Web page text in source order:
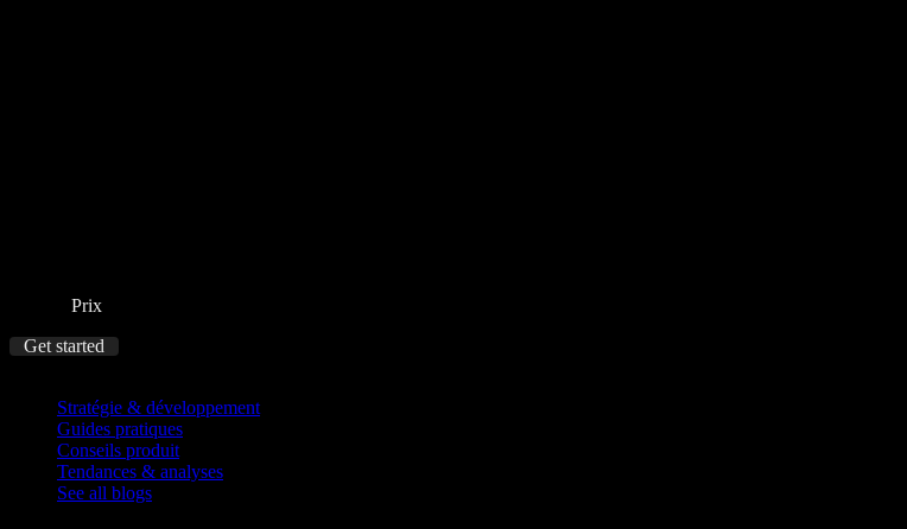
Prix
Get started
Stratégie & développement
Guides pratiques
Conseils produit
Tendances & analyses
See all blogs